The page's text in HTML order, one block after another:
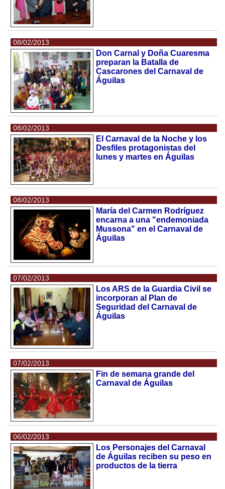
08/02/2013
Don Carnal y Doña Cuaresma
preparan la Batalla de
Cascarones del Carnaval de
Águilas
08/02/2013
El Carnaval de la Noche y los
Desfiles protagonistas del
lunes y martes en Águilas
08/02/2013
María del Carmen Rodríguez
encarna a una "endemoniada
Mussona" en el Carnaval de
Águilas
07/02/2013
Los ARS de la Guardia Civil se
incorporan al Plan de
Seguridad del Carnaval de
Águilas
07/02/2013
Fin de semana grande del
Carnaval de Águilas
06/02/2013
Los Personajes del Carnaval
de Águilas reciben su peso en
productos de la tierra